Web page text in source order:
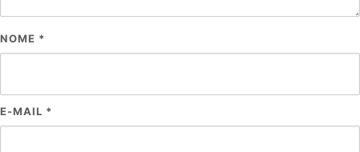
NOME *
E-MAIL *